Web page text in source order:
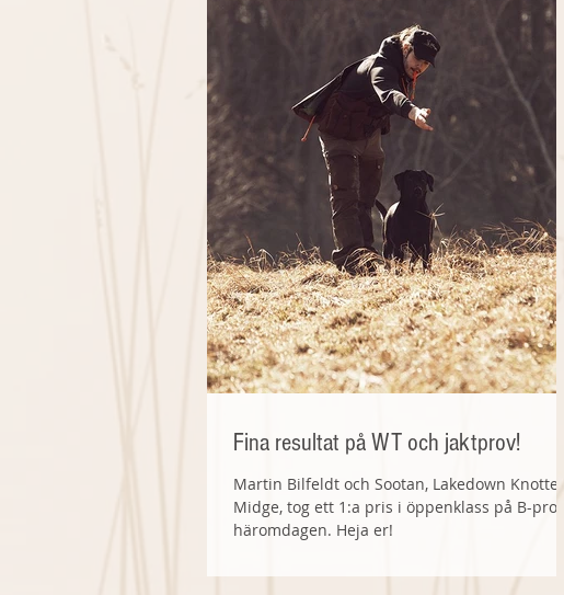
Fina resultat på WT och jaktprov!
Martin Bilfeldt och Sootan, Lakedown Knotted
Midge, tog ett 1:a pris i öppenklass på B-prov
häromdagen. Heja er!